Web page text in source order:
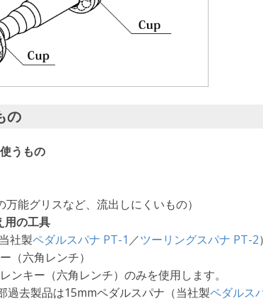
の
うもの
万能グリスなど、流出しにくいもの）
用の工具
社製ペダルスパナ PT-1 ／ツーリングスパナ PT-2）
（六角レンチ）
ンキー（六角レンチ）のみを使用します。
過去製品は15mmペダルスパナ（当社製ペダルス